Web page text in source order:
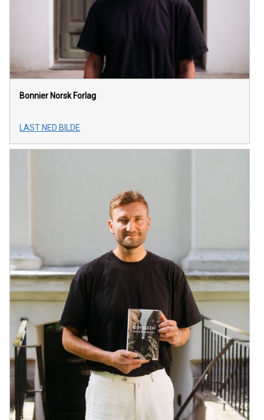
Bonnier Norsk Forlag
LAST NED BILDE